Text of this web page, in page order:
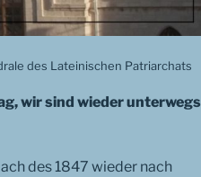
des Lateinischen Patriarchats
wir sind wieder unterwegs
des 1847 wieder nach